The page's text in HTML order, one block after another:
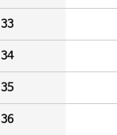
33
34
35
36